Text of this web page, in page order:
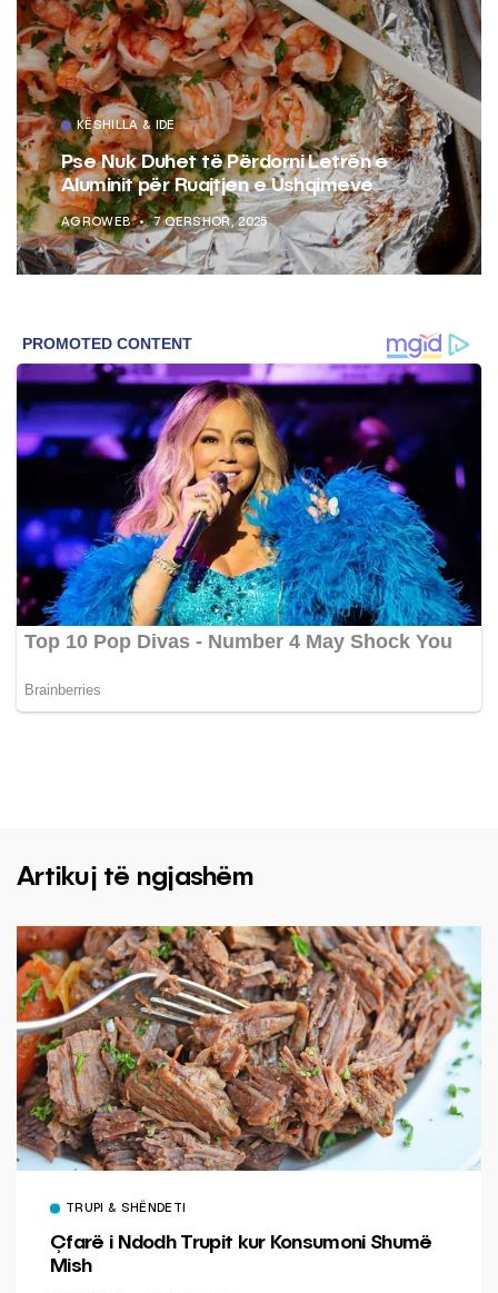
KËSHILLA & IDE
Pse Nuk Duhet të Përdorni Letrën e
Aluminit për Ruajtjen e Ushqimeve
AGROWEB 7 QERSHOR, 2025
Artikuj të ngjashëm
TRUPI & SHËNDETI
Çfarë i Ndodh Trupit kur Konsumoni Shumë
Mish